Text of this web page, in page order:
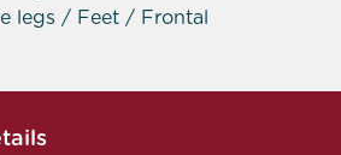
legs / Feet / Frontal